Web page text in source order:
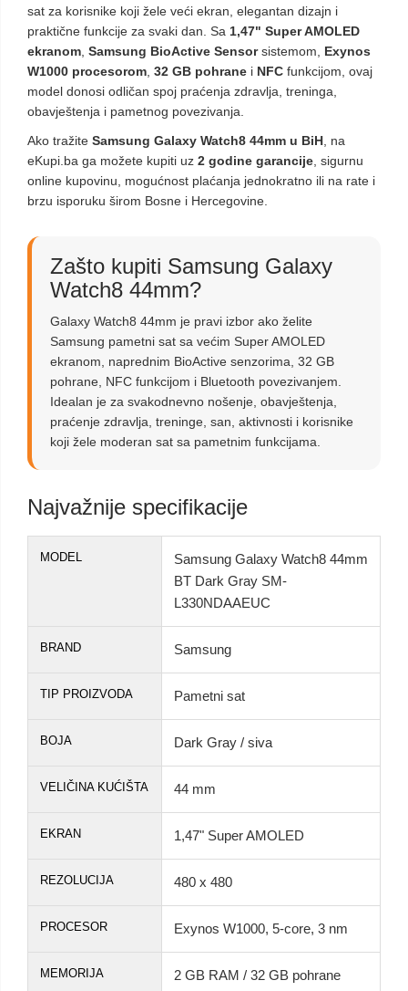
sat za korisnike koji žele veći ekran, elegantan dizajn i
praktične funkcije za svaki dan. Sa 1,47" Super AMOLED
ekranom Samsung BioActive Sensorsistemom, Exynos
W1000 procesorom 32 GB pohrane i NFC funkcijom, ovaj
model donosi odličan spoj praćenja zdravlja, treninga,
obavještenja i pametnog povezivanja.
Ako tražite Samsung Galaxy Watch8 44mm u BiH , na
eKupi.ba ga možete kupiti uz 2 godine garancije , sigurnu
online kupovinu, mogućnost plaćanja jednokratno ili na rate i
brzu isporuku širom Bosne i Hercegovine.
Zašto kupiti Samsung Galaxy
Watch8 44mm?
Galaxy Watch8 44mm je pravi izbor ako želite
Samsung pametni sat sa većim Super AMOLED
ekranom, naprednim BioActive senzorima, 32 GB
pohrane, NFC funkcijom i Bluetooth povezivanjem.
Idealan je za svakodnevno nošenje, obavještenja,
praćenje zdravlja, treninge, san, aktivnosti i korisnike
koji žele moderan sat sa pametnim funkcijama.
Najvažnije specifikacije
MODEL
Samsung Galaxy Watch8 44mm
BT Dark Gray SM-
L330NDAAEUC
BRAND Samsung
TIP PROIZVODA Pametni sat
BOJA Dark Gray / siva
VELIČINA KUĆIŠTA 44 mm
EKRAN 1,47" Super AMOLED
REZOLUCIJA 480 x 480
PROCESOR Exynos W1000, 5-core, 3 nm
MEMORIJA 2 GB RAM / 32 GB pohrane